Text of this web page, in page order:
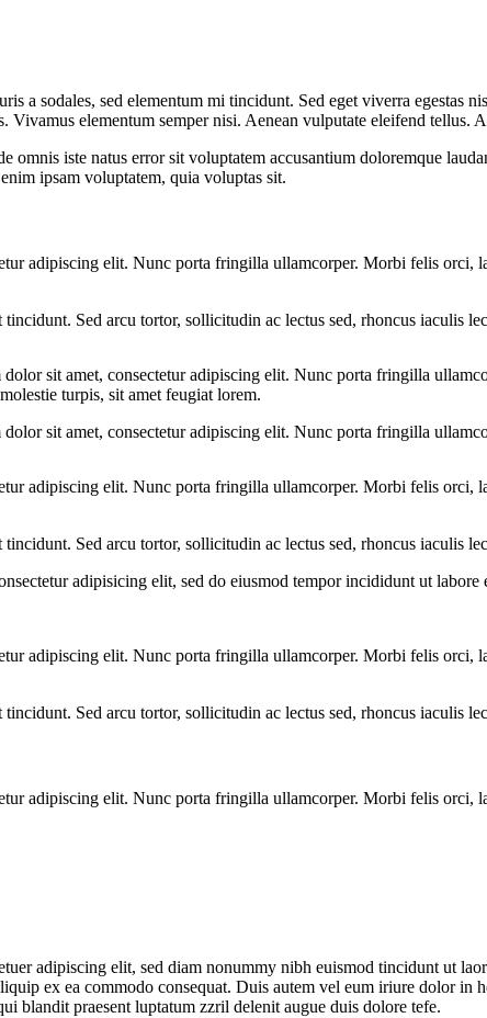
a sodales, sed elementum mi tincidunt. Sed eget viverra egestas
Vivamus elementum semper nisi. Aenean vulputate eleifend tellus.
omnis iste natus error sit voluptatem accusantium doloremque
ipsam voluptatem, quia voluptas sit.
adipiscing elit. Nunc porta fringilla ullamcorper. Morbi felis
Sed arcu tortor, sollicitudin ac lectus sed, rhoncus iaculis
sit amet, consectetur adipiscing elit. Nunc porta fringilla
turpis, sit amet feugiat lorem.
sit amet, consectetur adipiscing elit. Nunc porta fringilla
adipiscing elit. Nunc porta fringilla ullamcorper. Morbi felis
Sed arcu tortor, sollicitudin ac lectus sed, rhoncus iaculis
adipisicing elit, sed do eiusmod tempor incididunt ut
adipiscing elit. Nunc porta fringilla ullamcorper. Morbi felis
Sed arcu tortor, sollicitudin ac lectus sed, rhoncus iaculis
adipiscing elit. Nunc porta fringilla ullamcorper. Morbi felis
adipiscing elit, sed diam nonummy nibh euismod tincidunt ut
ex ea commodo consequat. Duis autem vel eum iriure dolor
blandit praesent luptatum zzril delenit augue duis dolore tefe.